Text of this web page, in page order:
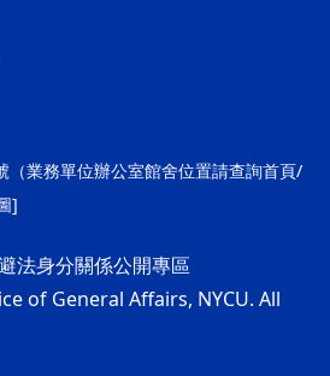
（業務單位辦公室館舍位置請查詢首頁/
]
法身分關係公開專區
of General Affairs, NYCU. All